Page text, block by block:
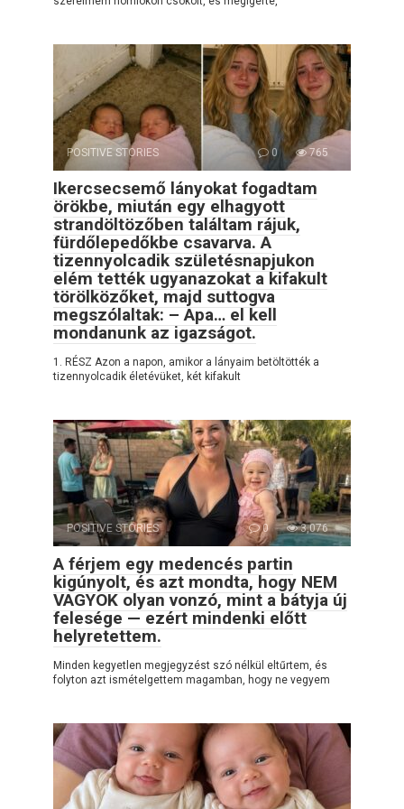
POSITIVE STORIES 0 765
Ikercsecsemő lányokat fogadtam
örökbe, miután egy elhagyott
strandöltözőben találtam rájuk,
fürdőlepedőkbe csavarva. A
tizennyolcadik születésnapjukon
elém tették ugyanazokat a kifakult
törölközőket, majd suttogva
megszólaltak: – Apa… el kell
mondanunk az igazságot.
1. RÉSZ Azon a napon, amikor a lányaim betöltötték a
tizennyolcadik életévüket, két kifakult
POSITIVE STORIES 0 3,076
A férjem egy medencés partin
kigúnyolt, és azt mondta, hogy NEM
VAGYOK olyan vonzó, mint a bátyja új
felesége — ezért mindenki előtt
helyretettem.
Minden kegyetlen megjegyzést szó nélkül eltűrtem, és
folyton azt ismételgettem magamban, hogy ne vegyem